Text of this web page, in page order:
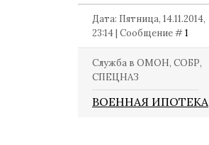
Дата: Пятница, 14.11.2014,
23:14 | Сообщение #1
Служба в ОМОН, СОБР,
СПЕЦНАЗ
ВОЕННАЯ ИПОТЕКА